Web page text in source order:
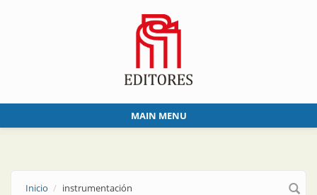
MAIN MENU
Inicio instrumentación